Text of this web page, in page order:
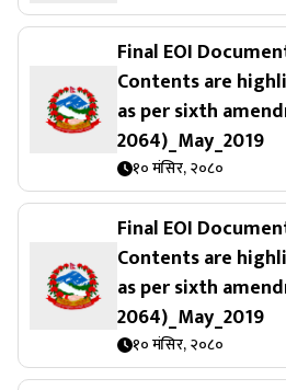
Final EOI
Contents are
as per sixth
2064)_May_2019
१० मंसिर, २०८०
Final EOI
Contents are
as per sixth
2064)_May_2019
१० मंसिर, २०८०